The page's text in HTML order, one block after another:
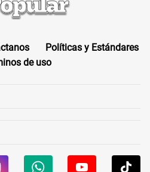
Políticas y Estándares
de uso